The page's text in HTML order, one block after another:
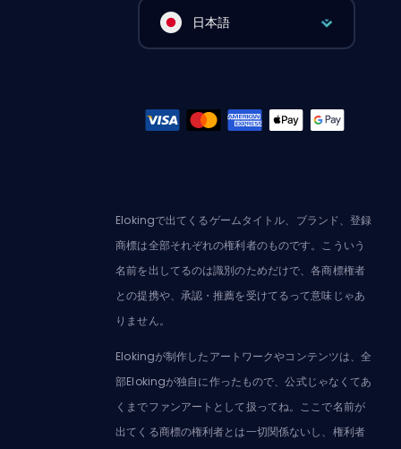
日本語
Elokingで出てくるゲームタイトル、ブランド、登録
商標は全部それぞれの権利者のものです。こういう
名前を出してるのは識別のためだけで、各商標権者
との提携や、承認・推薦を受けてるって意味じゃあ
りません。
Elokingが制作したアートワークやコンテンツは、全
部Elokingが独自に作ったもので、公式じゃなくてあ
くまでファンアートとして扱ってね。ここで名前が
出てくる商標の権利者とは一切関係ないし、権利者